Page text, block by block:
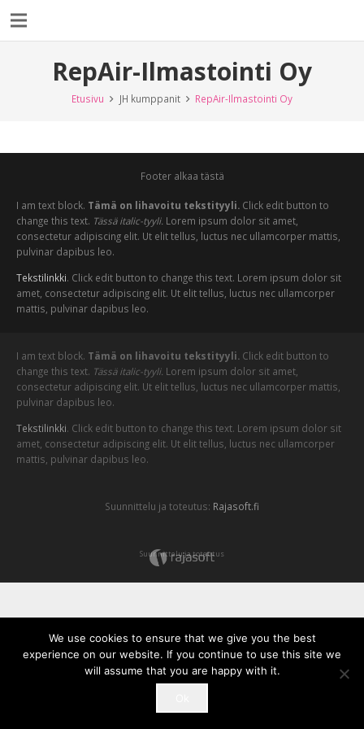
RepAir-Ilmastointi Oy
Etusivu JH kumppanit RepAir-Ilmastointi Oy
Footer alkaa tästä
I am text block. Tämä on lihavoitu tekstityyli.Click edit button to
change this text. Tässä italic-tyyli. Lorem ipsum dolor sit amet,
consectetur adipiscing elit. Ut elit tellus, luctus nec ullamcorper mattis,
pulvinar dapibus leo.
Tekstilinkki. Click edit button to change this text. Lorem ipsum dolor sit
amet, consectetur adipiscing elit. Ut elit tellus, luctus nec ullamcorper
mattis, pulvinar dapibus leo.
I am text block. Tämä on lihavoitu tekstityyli. Click edit button to
change this text. Tässä italic-tyyli. Lorem ipsum dolor sit amet,
consectetur adipiscing elit. Ut elit tellus, luctus nec ullamcorper mattis,
pulvinar dapibus leo.
Tekstilinkki. Click edit button to change this text. Lorem ipsum dolor sit
amet, consectetur adipiscing elit. Ut elit tellus, luctus nec ullamcorper
mattis, pulvinar dapibus leo.
Suunnittelu ja toteutus: Rajasoft.fi
Suunnittelu ja toteutus
We use cookies to ensure that we give you the best
experience on our website. If you continue to use this site we
will assume that you are happy with it.